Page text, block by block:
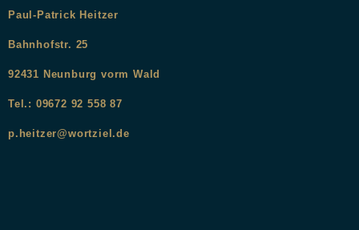
Paul-Patrick Heitzer
Bahnhofstr. 25
92431 Neunburg vorm Wald
Tel.: 09672 92 558 87
p.heitzer@wortziel.de